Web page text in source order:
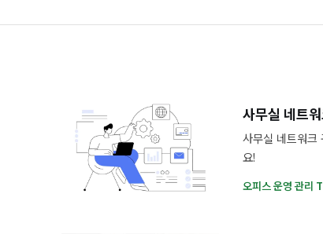
사무실 네트
사무실 네트워크
요!
오피스 운영 관리